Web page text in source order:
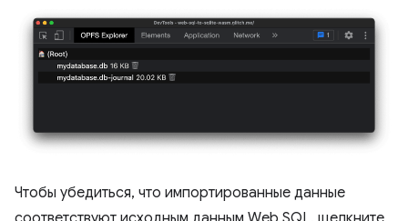
Чтобы убедиться, что импортированные данные